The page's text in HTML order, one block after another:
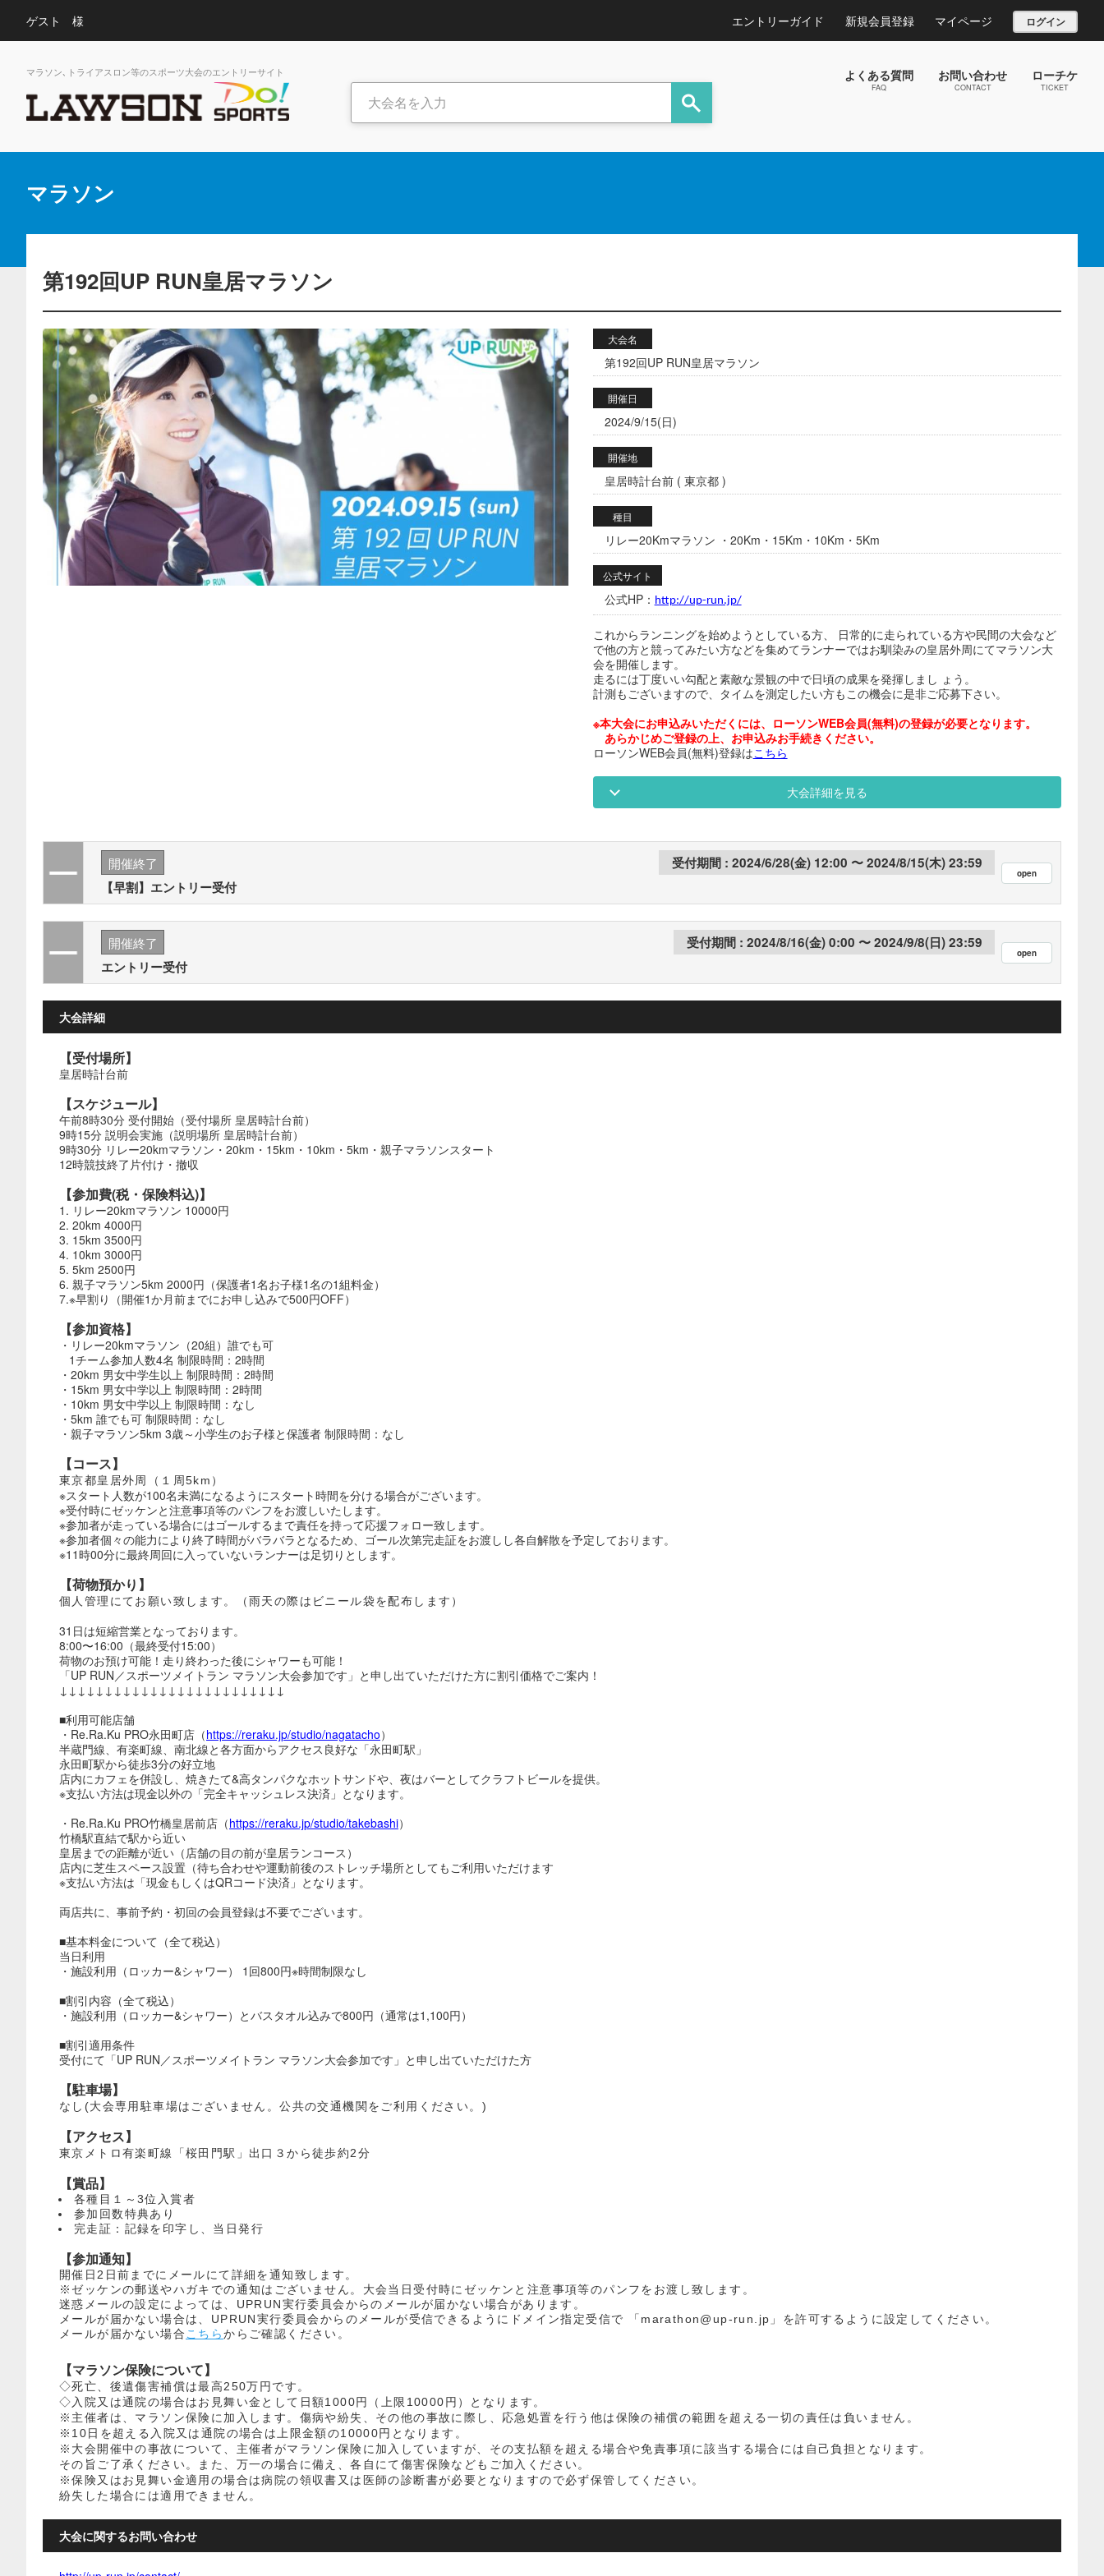
ゲスト 様 エントリーガイド 新規会員登録 マイページ ログイン
マラソン､トライアスロン等のスポーツ大会のエントリーサイト よくある質問
FAQ
お問い合わせ
CONTACT
ローチケ
TICKET
マラソン
第192回UP RUN皇居マラソン
大会名
第192回UP RUN皇居マラソン
開催日
2024/9/15(日)
開催地
皇居時計台前 ( 東京都 )
種目
リレー20Kmマラソン ・20Km・15Km・10Km・5Km
公式サイト
公式HP： http://up-run.jp/
これからランニングを始めようとしている方、 日常的に走られている方や民間の大会など
で他の方と競ってみたい方などを集めてランナーではお馴染みの皇居外周にてマラソン大
会を開催します。
走るには丁度いい勾配と素敵な景観の中で日頃の成果を発揮しまし ょう。
計測もございますので、タイムを測定したい方もこの機会に是非ご応募下さい。
※本大会にお申込みいただくには、ローソンWEB会員(無料)の登録が必要となります。
あらかじめご登録の上、お申込みお手続きください。
ローソンWEB会員(無料)登録はこちら
大会詳細を見る
開催終了
【早割】エントリー受付
2024/6/28(金) 12:00 2024/8/15(木) 23:59
開催終了
エントリー受付
2024/8/16(金) 0:00 2024/9/8(日) 23:59
大会詳細
【受付場所】
皇居時計台前
【スケジュール】
午前8時30分 受付開始（受付場所 皇居時計台前）
9時15分 説明会実施（説明場所 皇居時計台前）
9時30分 リレー20kmマラソン・20km・15km・10km・5km・親子マラソンスタート
12時競技終了片付け・撤収
【参加費(税・保険料込)】
1. リレー20kmマラソン 10000円
2. 20km 4000円
3. 15km 3500円
4. 10km 3000円
5. 5km 2500円
6. 親子マラソン5km 2000円（保護者1名お子様1名の1組料金）
7.※早割り（開催1か月前までにお申し込みで500円OFF）
【参加資格】
・リレー20kmマラソン（20組）誰でも可
1チーム参加人数4名 制限時間：2時間
・20km 男女中学生以上 制限時間：2時間
・15km 男女中学以上 制限時間：2時間
・10km 男女中学以上 制限時間：なし
・5km 誰でも可 制限時間：なし
・親子マラソン5km 3歳～小学生のお子様と保護者 制限時間：なし
【コース】
東京都皇居外周（１周5km）
※スタート人数が100名未満になるようにスタート時間を分ける場合がございます。
※受付時にゼッケンと注意事項等のパンフをお渡しいたします。
※参加者が走っている場合にはゴールするまで責任を持って応援フォロー致します。
※参加者個々の能力により終了時間がバラバラとなるため、ゴール次第完走証をお渡しし各自解散を予定しております。
※11時00分に最終周回に入っていないランナーは足切りとします。
【荷物預かり】
個人管理にてお願い致します。（雨天の際はビニール袋を配布します）
31日は短縮営業となっております。
8:00〜16:00（最終受付15:00）
荷物のお預け可能！走り終わった後にシャワーも可能！
「UP RUN／スポーツメイトラン マラソン大会参加です」と申し出ていただけた方に割引価格でご案内！
↓↓↓↓↓↓↓↓↓↓↓↓↓↓↓↓↓↓↓↓↓↓↓↓↓
■利用可能店舗
・Re.Ra.Ku PRO永田町店（https://reraku.jp/studio/nagatacho）
半蔵門線、有楽町線、南北線と各方面からアクセス良好な「永田町駅」
永田町駅から徒歩3分の好立地
店内にカフェを併設し、焼きたて&高タンパクなホットサンドや、夜はバーとしてクラフトビールを提供。
※支払い方法は現金以外の「完全キャッシュレス決済」となります。
・Re.Ra.Ku PRO竹橋皇居前店（https://reraku.jp/studio/takebashi）
竹橋駅直結で駅から近い
皇居までの距離が近い（店舗の目の前が皇居ランコース）
店内に芝生スペース設置（待ち合わせや運動前後のストレッチ場所としてもご利用いただけます
※支払い方法は「現金もしくはQRコード決済」となります。
両店共に、事前予約・初回の会員登録は不要でございます。
■基本料金について（全て税込）
当日利用
・施設利用（ロッカー&シャワー） 1回800円※時間制限なし
■割引内容（全て税込）
・施設利用（ロッカー&シャワー）とバスタオル込みで800円（通常は1,100円）
■割引適用条件
受付にて「UP RUN／スポーツメイトラン マラソン大会参加です」と申し出ていただけた方
【駐車場】
なし(大会専用駐車場はございません。公共の交通機関をご利用ください。)
【アクセス】
東京メトロ有楽町線「桜田門駅」出口３から徒歩約2分
【賞品】
各種目１～3位入賞者
参加回数特典あり
完走証：記録を印字し、当日発行
【参加通知】
開催日2日前までにメールにて詳細を通知致します。
※ゼッケンの郵送やハガキでの通知はございません。大会当日受付時にゼッケンと注意事項等のパンフをお渡し致します。
迷惑メールの設定によっては、UPRUN実行委員会からのメールが届かない場合があります。
メールが届かない場合は、UPRUN実行委員会からのメールが受信できるようにドメイン指定受信で 「marathon@up-run.jp」を許可するように設定してください。
メールが届かない場合 こちらからご確認ください。
【マラソン保険について】
◇死亡、後遺傷害補償は最高250万円です。
◇入院又は通院の場合はお見舞い金として日額1000円（上限10000円）となります。
※主催者は、マラソン保険に加入します。傷病や紛失、その他の事故に際し、応急処置を行う他は保険の補償の範囲を超える一切の責任は負いません。
※10日を超える入院又は通院の場合は上限金額の10000円となります。
※大会開催中の事故について、主催者がマラソン保険に加入していますが、その支払額を超える場合や免責事項に該当する場合には自己負担となります。
その旨ご了承ください。また、万一の場合に備え、各自にて傷害保険などもご加入ください。
※保険又はお見舞い金適用の場合は病院の領収書又は医師の診断書が必要となりますので必ず保管してください。
紛失した場合には適用できません。
大会に関するお問い合わせ